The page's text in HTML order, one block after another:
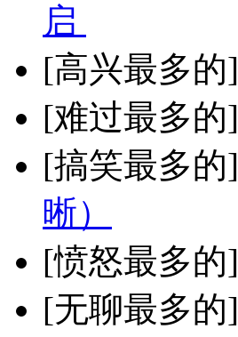
启
[高兴最多的]
[难过最多的]
[搞笑最多的]
晰）
[愤怒最多的]
[无聊最多的]